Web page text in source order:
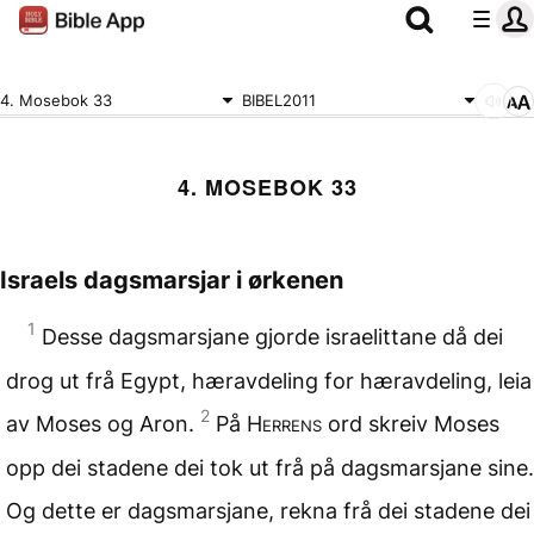
4. Mosebok 33 BIBEL2011
4. MOSEBOK 33
Israels dagsmarsjar i ørkenen
1 Desse dagsmarsjane gjorde israelittane då dei
drog ut frå Egypt, hæravdeling for hæravdeling, leia
av Moses og Aron. 2 På Herrens ord skreiv Moses
opp dei stadene dei tok ut frå på dagsmarsjane sine.
Og dette er dagsmarsjane, rekna frå dei stadene dei